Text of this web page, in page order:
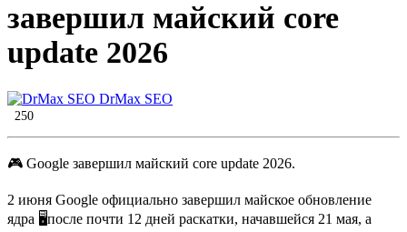
завершил майский core
update 2026
DrMax SEO
250
🎮 Google завершил майский core update 2026.
2 июня Google официально завершил майское обновление
ядра 🖥после почти 12 дней раскатки, начавшейся 21 мая, а